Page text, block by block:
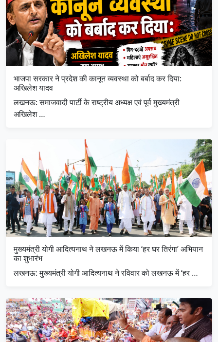
भाजपा सरकार ने प्रदेश की कानून व्यवस्था को बर्बाद कर दिया:
अखिलेश यादव
लखनऊ: समाजवादी पार्टी के राष्ट्रीय अध्यक्ष एवं पूर्व मुख्यमंत्री
अखिलेश …
मुख्यमंत्री योगी आदित्यनाथ ने लखनऊ में किया ‘हर घर तिरंगा’ अभियान
का शुभारंभ
लखनऊ: मुख्यमंत्री योगी आदित्यनाथ ने रविवार को लखनऊ में ‘हर …